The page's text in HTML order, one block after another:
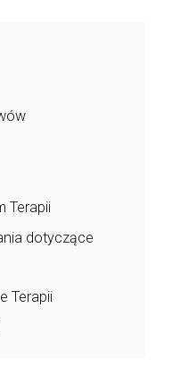
Terapii
dotyczące
Terapii